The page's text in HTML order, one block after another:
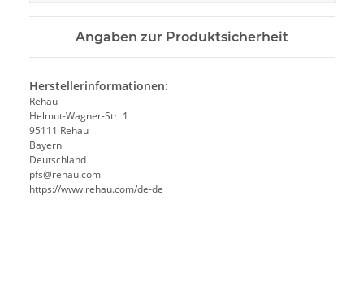
Angaben zur Produktsicherheit
Herstellerinformationen:
Rehau
Helmut-Wagner-Str. 1
95111 Rehau
Bayern
Deutschland
pfs@rehau.com
https://www.rehau.com/de-de